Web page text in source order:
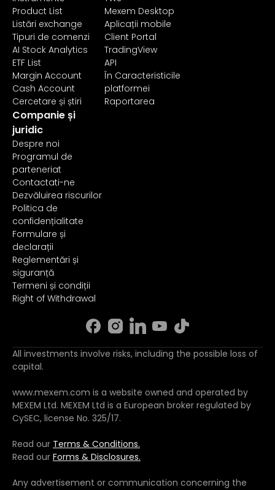
Product List
Listări exchange
Tipuri de comenzi
AI Stock Analytics
ETF List
Margin Account
Cash Account
Cercetare și știri
Mexem Desktop
Aplicații mobile
Client Portal
TradingView
API
În Caracteristicile
platformei
Raportarea
Companie și
juridic
Despre noi
Programul de
parteneriat
Contactati-ne
Dezvăluirea riscurilor
Politica de
confidențialitate
Formulare și
declarații
Reglementări și
siguranță
Termeni și condiții
Right of Withdrawal
All investments involve risks, including the possible loss of
capital.
www.mexem.com is a website owned and operated by
MEXEM Ltd. MEXEM Ltd is a European broker regulated by
CySEC, license No. 325/17.
Read our Terms & Conditions.
Read our Forms & Disclosures.
Any advertisement or communication concerning the